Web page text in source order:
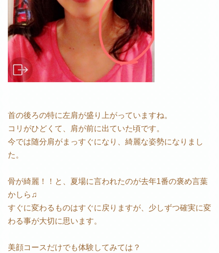
首の後ろの特に左肩が盛り上がっていますね。
コリがひどくて、肩が前に出ていた頃です。
今では随分肩がまっすぐになり、綺麗な姿勢になりまし
た。
骨が綺麗！！と、夏場に言われたのが去年1番の褒め言葉
かしら♫
すぐに変わるものはすぐに戻りますが、少しずつ確実に変
わる事が大切に思います。
美顔コースだけでも体験してみては？